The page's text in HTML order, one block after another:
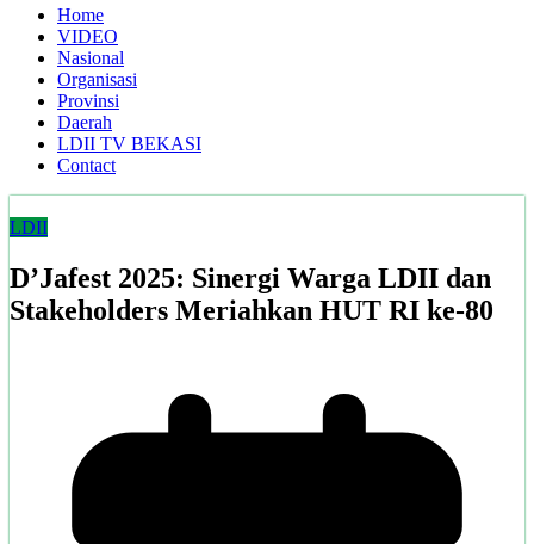
Home
VIDEO
Nasional
Organisasi
Provinsi
Daerah
LDII TV BEKASI
Contact
LDII
D’Jafest 2025: Sinergi Warga LDII dan
Stakeholders Meriahkan HUT RI ke-80